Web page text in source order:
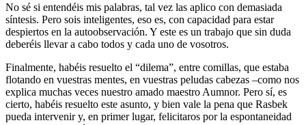
No sé si entendéis mis palabras, tal vez las aplico con demasiada
síntesis. Pero sois inteligentes, eso es, con capacidad para estar
despiertos en la autoobservación. Y este es un trabajo que sin duda
deberéis llevar a cabo todos y cada uno de vosotros.
Finalmente, habéis resuelto el “dilema”, entre comillas, que estaba
flotando en vuestras mentes, en vuestras peludas cabezas –como nos
explica muchas veces nuestro amado maestro Aumnor. Pero sí, es
cierto, habéis resuelto este asunto, y bien vale la pena que Rasbek
pueda intervenir y, en primer lugar, felicitaros por la espontaneidad